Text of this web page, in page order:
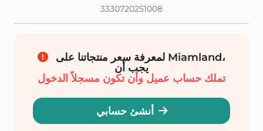
3330720251008
يجب أن
تملك حساب عميل وأن تكون مسجلاً الدخول
أنشئ حسابي